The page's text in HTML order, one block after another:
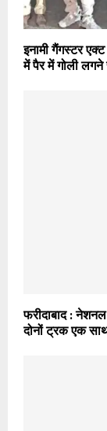
इनामी गैंगस्टर
में पैर में गोली
फरीदाबाद :
दोनों ट्रक एक